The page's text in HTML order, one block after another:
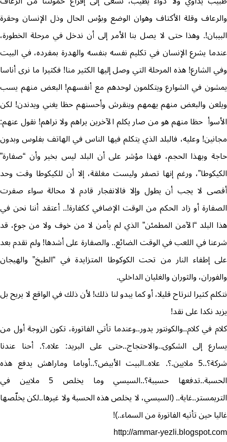
والرعاف وقلة الأكتاف وهوان الوضع وبؤس الحال وذل الإنسان وحقرة
البيبان!. وهذا حتى لا يصل بنا الأمر إلى أن ندخل في مرحلة الخطورة،
عندما يشرع الإنسان في تكليم نفسه بنفسه والهدرة بمفرده، في البيت
وفي الشارع! هذه المرحلة التي وصل إليها الكثير منا! فكثيرا ما نرى أناسا
يمشون في الشوارع ويتكلمون لوحدهم مع أنفسهم! البعض منهم يسب
ويلعن والبعض منهم يهمهم وينقرش وأحسنهم حظا يغني ويدندن! لكن
الأسوأ حظا منهم هو من صار يكلم الآخرين يراهم ولا نراهم! نقول عنهم:
مجانين! وعليه، فالبلد الذي يتكلم فيها الناس في الهاتف بفلوس وبدون
حاجة وبهذا الحجم، فهذا مؤشر على أن البلد ليس بخير وأن “صفارة”
الكيكوطا”، ورغم إنها تصفر وليست مغلقة، إلا أن للكيكوطا وقت وحد
أقصى لا يجب أن يطول وإلا فالانفجار قادم لا محالة سواء صفرت
الصفارة أو زاد الحكم من الوقت الإضافي ككفارة!.. أعتقد أننا نحن في
هذا البلد “الآمن المطمئن” الذي لم يأمن لا من خوف ولا من جوع، قد
شرعنا في اللعب في الوقت الضائع.. والصفارة على أشدها! ولم نقدم بعد
على إطفاء النار من تحت الكوكوطا المتزايدة في “الطبخ” والهيجان
والفوران، والثوران والغليان الداخلي.
نتكلم كثيرا لنرتاح قليلا، أو كما يبدو لنا ذلك! لأن ذلك في الواقع لا يريح بل
يزيد نكدا على نقد!
كلام في كلام..والكونتور يدور..وعندما تأتي الفاتورة، تكون الزوجة أول من
يسارع إلى الشكوى..والاحتجاج..حتى على البريد: علاه.؟. أحنا عندنا
شركة؟..5 ملايين.؟. علاه..البيت الأبيض؟..أوباما وماراهش يدفع هذه
الحسبة..تدفعها حسيبة؟..السيسي وما يخلص 5 ملايين في
التريمستر..غاية.. (السيسي، لا يخلص هذه الحسبة ولا غيرها..لكن يخلّصها
غاليا حين تأتيه الفاتورة من السماء..)!
http://ammar-yezli.blogspot.com